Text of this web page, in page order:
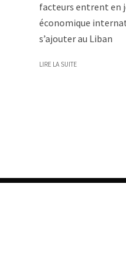
facteurs entrent en
économique
s’ajouter au Liban
LIRE LA SUITE